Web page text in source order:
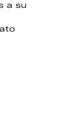
a su